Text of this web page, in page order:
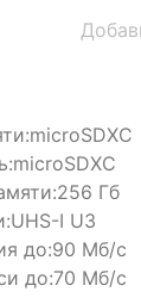
microSDXC
microSDXC
256 Гб
UHS-I U3
до:90 Мб/с
до:70 Мб/с